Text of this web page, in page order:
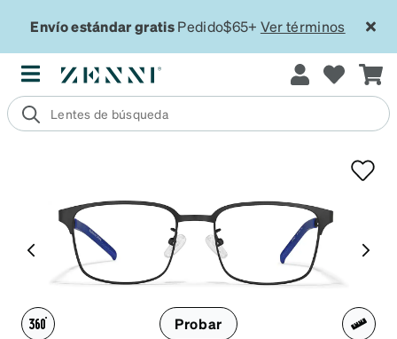
Envío estándar gratisPedido$65+ Ver términos
Probar